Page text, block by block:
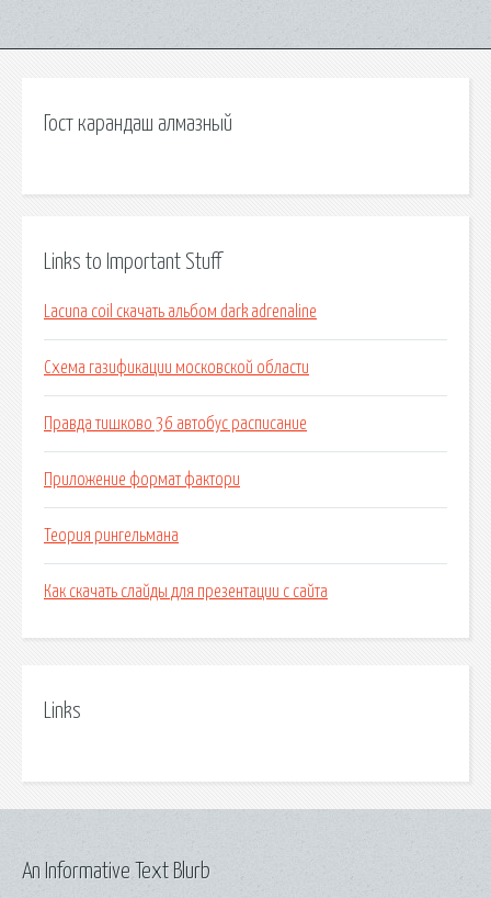
Гост карандаш алмазный
Links to Important Stuff
Lacuna coil скачать альбом dark adrenaline
Схема газификации московской области
Правда тишково 36 автобус расписание
Приложение формат фактори
Теория рингельмана
Как скачать слайды для презентации с сайта
Links
An Informative Text Blurb